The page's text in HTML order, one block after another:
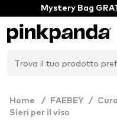
Mystery Bag
Home / FAEBEY /
Sieri per il viso